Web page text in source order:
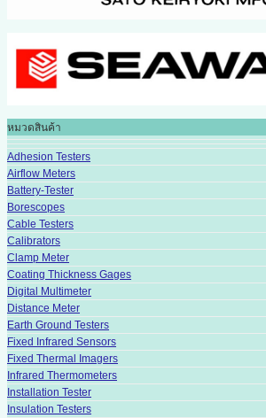
หมวดสินค้า
Adhesion Testers
Airflow Meters
Battery-Tester
Borescopes
Cable Testers
Calibrators
Clamp Meter
Coating Thickness Gages
Digital Multimeter
Distance Meter
Earth Ground Testers
Fixed Infrared Sensors
Fixed Thermal Imagers
Infrared Thermometers
Installation Tester
Insulation Testers